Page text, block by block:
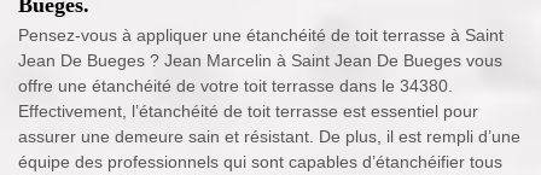
Pensez-vous à appliquer une étanchéité de toit terrasse à Saint
Jean De Bueges ? Jean Marcelin à Saint Jean De Bueges vous
offre une étanchéité de votre toit terrasse dans le 34380.
Effectivement, l’étanchéité de toit terrasse est essentiel pour
assurer une demeure sain et résistant. De plus, il est rempli d’une
équipe des professionnels qui sont capables d’étanchéifier tous